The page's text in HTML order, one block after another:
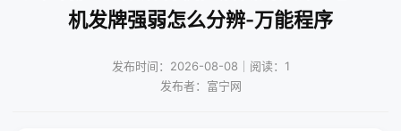
机发牌强弱怎么分辨-万能程序
发布时间：2026-08-08｜阅读：1
发布者：富宁网